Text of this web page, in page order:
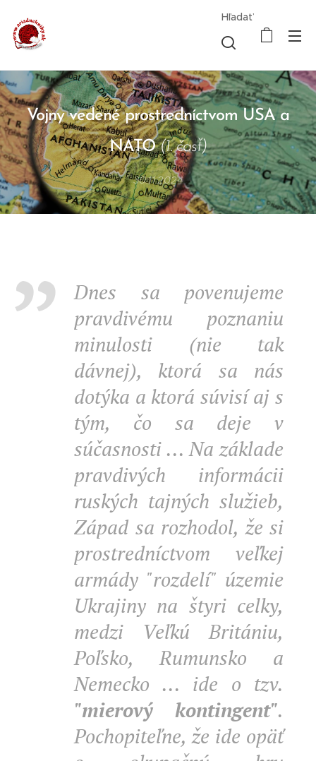
Hľadať
Vojny vedené prostredníctvom USA a
NATO(1. časť)
30.11.2024
Dnes sa povenujeme
pravdivému poznaniu
minulosti (nie tak
dávnej), ktorá sa nás
dotýka a ktorá súvisí aj s
tým, čo sa deje v
súčasnosti ... Na základe
pravdivých informácii
ruských tajných služieb,
Západ sa rozhodol, že si
prostredníctvom veľkej
armády "rozdelí" územie
Ukrajiny na štyri celky,
medzi Veľkú Britániu,
Poľsko, Rumunsko a
Nemecko ... ide o tzv.
"mierový kontingent".
Pochopiteľne, že ide opäť